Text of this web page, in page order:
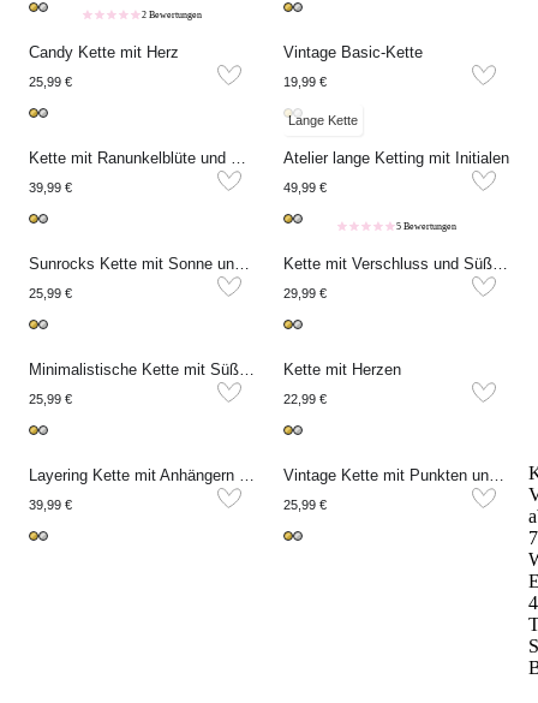
2 Bewertungen
Candy Kette mit Herz
25,99 €
Vintage Basic-Kette
19,99 €
39,99 €
Lange Kette
Atelier lange Ketting mit Initialen
49,99 €
25,99 €
5 Bewertungen
29,99 €
25,99 €
Kette mit Herzen
22,99 €
39,99 € 25,99 €